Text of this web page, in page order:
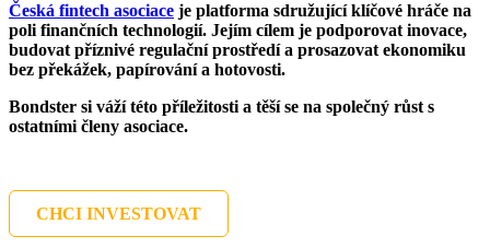
Česká fintech asociace je platforma sdružující klíčové hráče na
poli finančních technologií. Jejím cílem je podporovat inovace,
budovat příznivé regulační prostředí a prosazovat ekonomiku
bez překážek, papírování a hotovosti.
Bondster si váží této příležitosti a těší se na společný růst s
ostatními členy asociace.
CHCI INVESTOVAT